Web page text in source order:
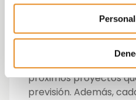
Territorial de Vía
Levante e Islas
ciudad clave para Vía
realizando una gran
nuestras ocho
próximos proyectos
previsión. Además,